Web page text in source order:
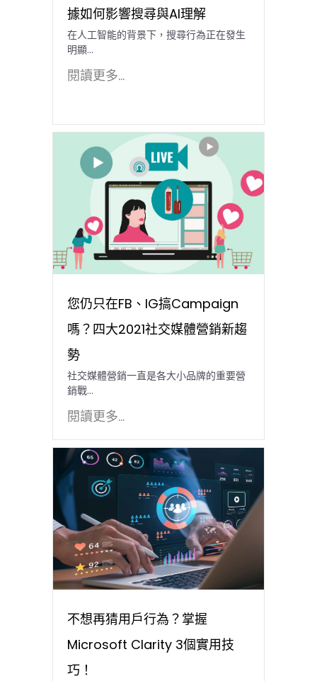
據如何影響搜尋與AI理解
在人工智能的背景下，搜尋行為正在發生
明顯…
閱讀更多...
您仍只在FB、IG搞Campaign
嗎？四大2021社交媒體營銷新趨
勢
社交媒體營銷一直是各大小品牌的重要營
銷戰...
閱讀更多...
不想再猜用戶行為？掌握
Microsoft Clarity 3個實用技
巧！